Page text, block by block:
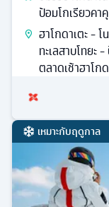
ป้อมโกเรียวคาคุ
ฮาโกดาเตะ -
ทะเลสาบโทยะ
ตลาดเช้าฮาโก
เหมาะกับฤดูกาล